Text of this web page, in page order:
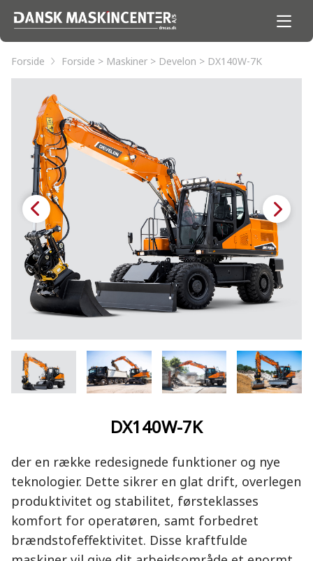
Forside Forside > Maskiner > Develon > DX140W-7K
DX140W-7K
der en række redesignede funktioner og nye
teknologier. Dette sikrer en glat drift, overlegen
produktivitet og stabilitet, førsteklasses
komfort for operatøren, samt forbedret
brændstofeffektivitet. Disse kraftfulde